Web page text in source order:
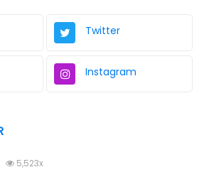
Twitter
Instagram
5,523x